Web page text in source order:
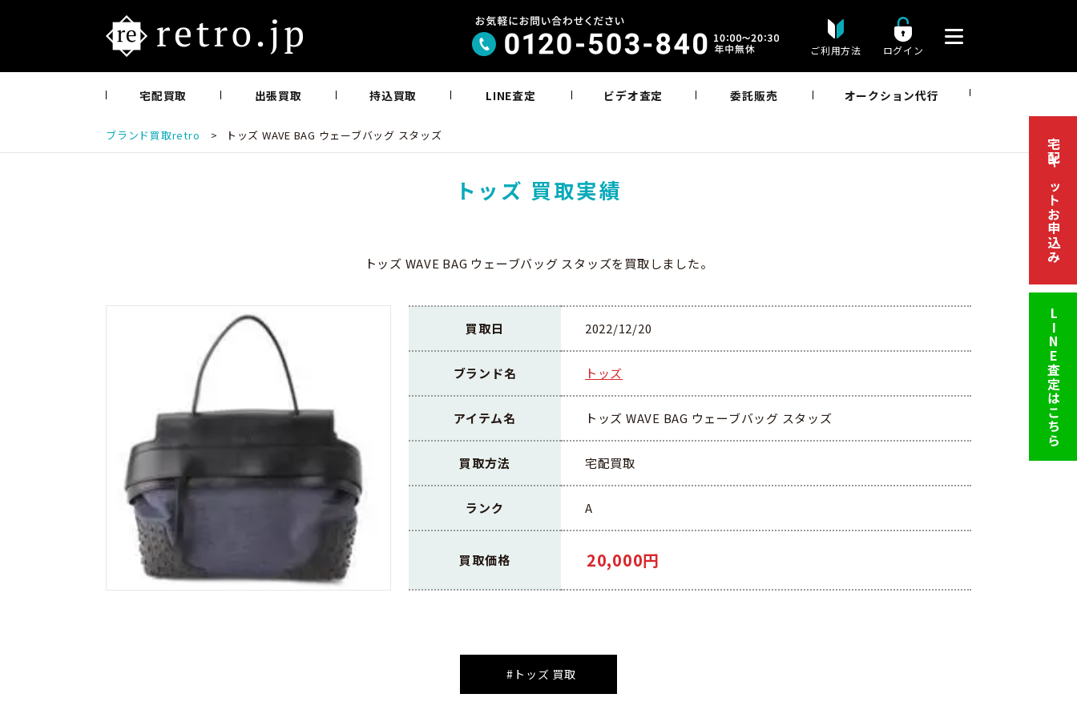
ご利用方法 ログイン
宅配買取 出張買取 持込買取 LINE査定 ビデオ査定 委託販売 オークション代行
ブランド買取retro > トッズ WAVE BAG ウェーブバッグ スタッズ
宅配キットお申込み
LINE査定はこちら
トッズ 買取実績
トッズ WAVE BAG ウェーブバッグ スタッズを買取しました。
買取日 2022/12/20
ブランド名 トッズ
アイテム名 トッズ WAVE BAG ウェーブバッグ スタッズ
買取方法 宅配買取
ランク A
買取価格 20,000円
#トッズ 買取